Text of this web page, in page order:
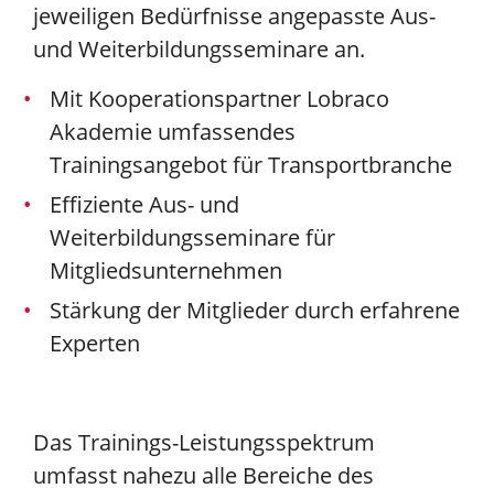
jeweiligen Bedürfnisse angepasste Aus-
und Weiterbildungsseminare an.
Mit Kooperationspartner Lobraco
Akademie umfassendes
Trainingsangebot für Transportbranche
Effiziente Aus- und
Weiterbildungsseminare für
Mitgliedsunternehmen
Stärkung der Mitglieder durch erfahrene
Experten
Das Trainings-Leistungsspektrum
umfasst nahezu alle Bereiche des